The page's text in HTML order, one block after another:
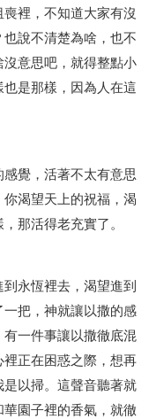
裡，不知道大家有沒
說不清楚為啥，也不
意思吧，就得整點小
是那樣，因為人在這
覺，活著不太有意思
渴望天上的祝福，渴
那活得老充實了。
永恆裡去，渴望進到
把，神就讓以撒的感
一件事讓以撒徹底混
正在困惑之際，想再
以掃。這聲音聽著就
園子裡的香氣，就徹